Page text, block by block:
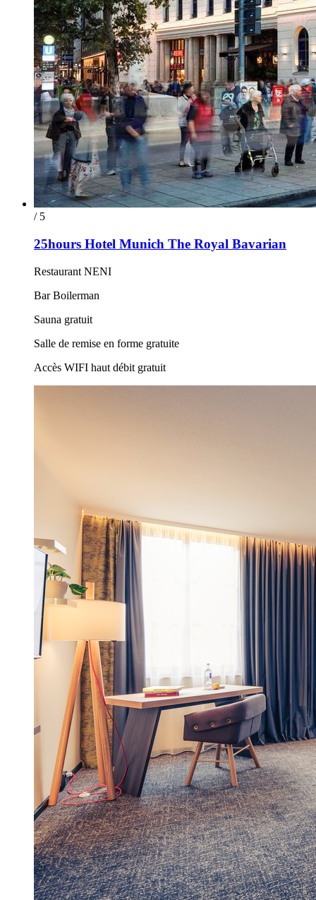
/ 5
25hours Hotel Munich The Royal Bavarian
Restaurant NENI
Bar Boilerman
Sauna gratuit
Salle de remise en forme gratuite
Accès WIFI haut débit gratuit